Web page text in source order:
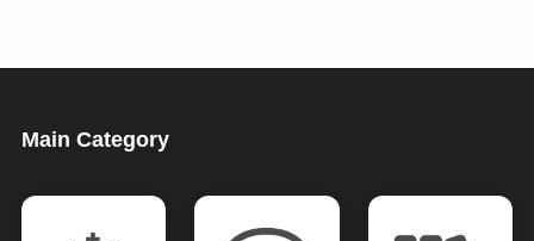
Main Category